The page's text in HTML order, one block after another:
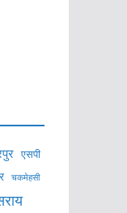
एसपी
चकमेहसी